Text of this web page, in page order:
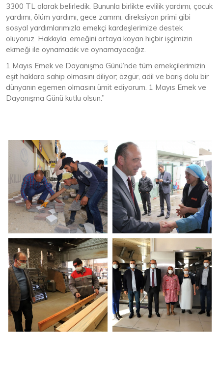
3300 TL olarak belirledik. Bununla birlikte evlilik yardımı, çocuk
yardımı, ölüm yardımı, gece zammı, direksiyon primi gibi
sosyal yardımlarımızla emekçi kardeşlerimize destek
oluyoruz. Hakkıyla, emeğini ortaya koyan hiçbir işçimizin
ekmeği ile oynamadık ve oynamayacağız.
1 Mayıs Emek ve Dayanışma Günü’nde tüm emekçilerimizin
eşit haklara sahip olmasını diliyor; özgür, adil ve barış dolu bir
dünyanın egemen olmasını ümit ediyorum. 1 Mayıs Emek ve
Dayanışma Günü kutlu olsun.”